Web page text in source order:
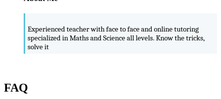
Experienced teacher with face to face and online tutoring
specialized in Maths and Science all levels. Know the tricks,
solve it
FAQ